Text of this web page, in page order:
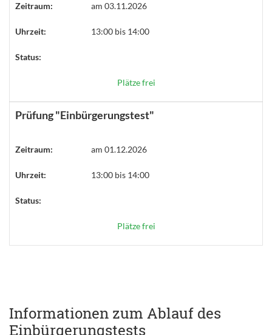
Zeitraum: am 03.11.2026
Uhrzeit: 13:00 bis 14:00
Status:
Plätze frei
Prüfung "Einbürgerungstest"
Zeitraum: am 01.12.2026
Uhrzeit: 13:00 bis 14:00
Status:
Plätze frei
Informationen zum Ablauf des
Einbürgerungstests